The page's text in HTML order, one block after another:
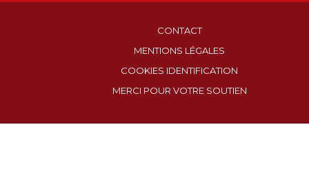
CONTACT
MENTIONS LÉGALES
COOKIES IDENTIFICATION
MERCI POUR VOTRE SOUTIEN